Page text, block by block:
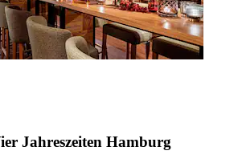
Jahreszeiten Hamburg